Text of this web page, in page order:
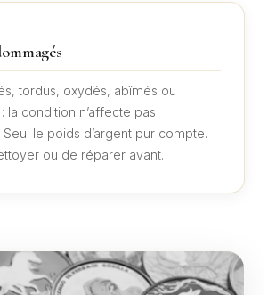
tordus, oxydés, abîmés ou
la condition n’affecte pas
Seul le poids d’argent pur compte.
ou de réparer avant.